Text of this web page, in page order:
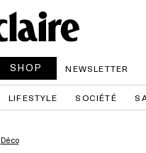
SHOP NEWSLETTER
LIFESTYLE SOCIÉTÉ
Déco